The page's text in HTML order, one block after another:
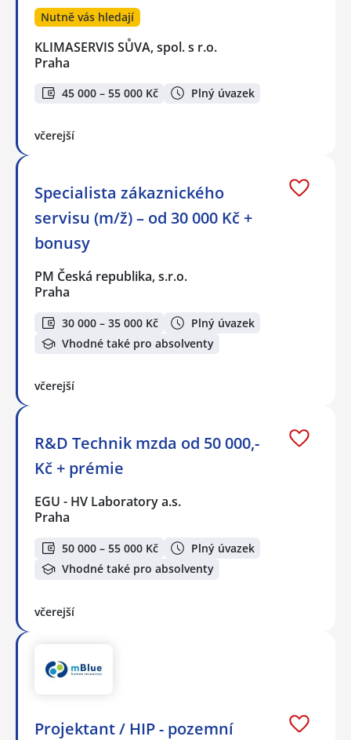
Nutně vás hledají
KLIMASERVIS SŮVA, spol. s r.o.
Praha
45 000 – 55 000 Kč Plný úvazek
včerejší
Specialista zákaznického
servisu (m/ž) – od 30 000 Kč +
bonusy
PM Česká republika, s.r.o.
Praha
30 000 – 35 000 Kč
Plný úvazek
Vhodné také pro absolventy
včerejší
R&D Technik mzda od 50 000,-
Kč + prémie
EGU - HV Laboratory a.s.
Praha
50 000 – 55 000 Kč
Plný úvazek
Vhodné také pro absolventy
včerejší
Projektant / HIP - pozemní